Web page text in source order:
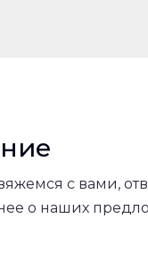
с вами,
о наших